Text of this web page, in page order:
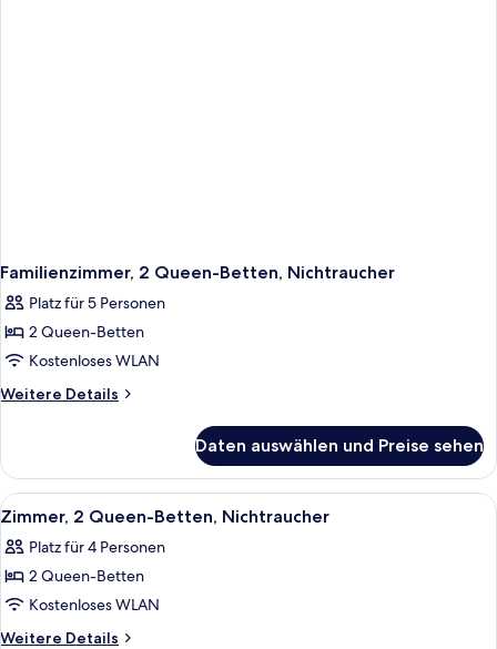
Familienzimmer, 2 Queen-Betten, Nichtraucher
Platz für 5 Personen
2 Queen-Betten
Kostenloses WLAN
Weitere Details
Weitere
2 Queen-
Betten,
Nichtraucher
Daten auswählen und Preise sehen
Alle
Fotos
für
Zimmer,
2 Queen-
Betten,
Ein Hotelzimmer mit zwei Betten,
10
Zimmer, 2 Queen-Betten, Nichtraucher
Platz für 4 Personen
2 Queen-Betten
Kostenloses WLAN
Weitere Details
Weitere